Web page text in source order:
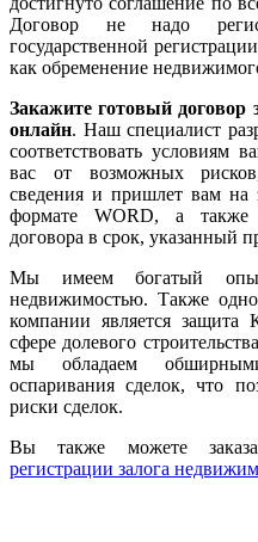
Договор не надо
государственной
как обременение
Закажите готовый договор
онлайн. Наш специалист
соответствовать условиям
вас от возможных
сведения и пришлет вам на
формате WORD, а
договора в срок, указанный
Мы имеем богатый
недвижимостью. Также
компании является защита
сфере долевого
мы обладаем
оспаривания сделок, что
риски сделок.
Вы также можете
регистрации залога